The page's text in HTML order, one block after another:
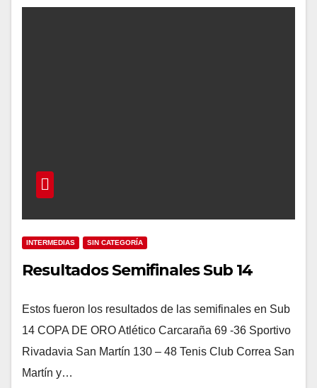
INTERMEDIAS SIN CATEGORÍA
Resultados Semifinales Sub 14
Estos fueron los resultados de las semifinales en Sub
14 COPA DE ORO Atlético Carcaraña 69 -36 Sportivo
Rivadavia San Martín 130 – 48 Tenis Club Correa San
Martín y…